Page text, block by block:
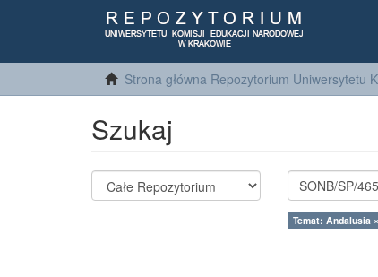
Strona główna Repozytorium Uniwersytetu
Szukaj
Temat: Andalusia ×